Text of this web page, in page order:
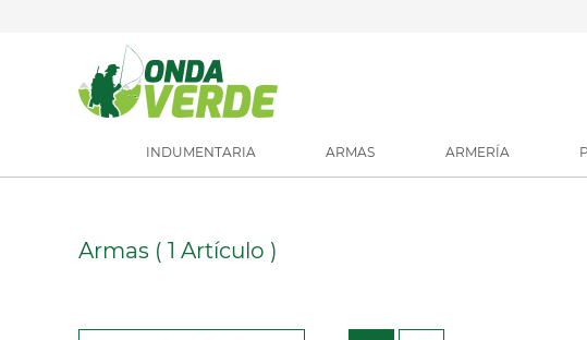
INDUMENTARIA ARMAS ARMERÍA
Armas ( 1 Artículo )